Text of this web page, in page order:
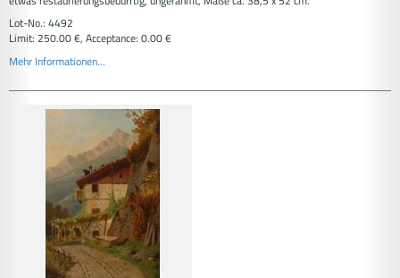
Lot-No.: 4492
Limit: 250.00 €, Acceptance: 0.00 €
Mehr Informationen...